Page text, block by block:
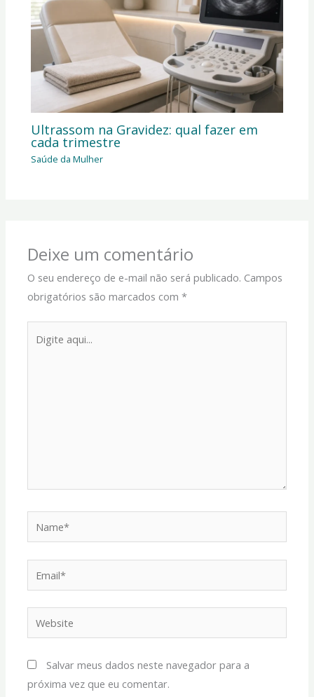
Ultrassom na Gravidez: qual fazer em
cada trimestre
Saúde da Mulher
Deixe um comentário
O seu endereço de e-mail não será publicado. Campos
obrigatórios são marcados com*
aqui...
Website
Salvar meus dados neste navegador para a
próxima vez que eu comentar.